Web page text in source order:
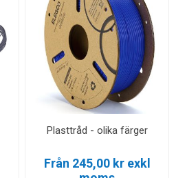
Plasttråd - olika färger
Från 245,00 kr exkl